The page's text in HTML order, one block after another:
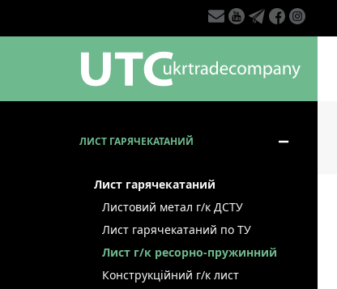
ЛИСТ ГАРЯЧЕКАТАНИЙ
Лист гарячекатаний
Листовий метал г/к ДСТУ
Лист гарячекатаний по ТУ
Лист г/к ресорно-пружинний
Конструкційний г/к лист